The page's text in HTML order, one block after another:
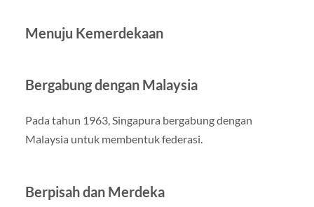
Menuju Kemerdekaan
Bergabung dengan Malaysia
Pada tahun 1963, Singapura bergabung dengan
Malaysia untuk membentuk federasi.
Berpisah dan Merdeka